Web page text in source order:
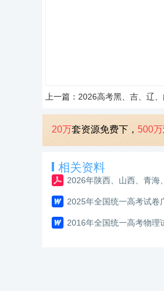
上一篇： 2026高考黑、吉、辽
20万套资源免费下， 500万
相关资料
2025年全国统一高考试卷
2016年全国统一高考物理